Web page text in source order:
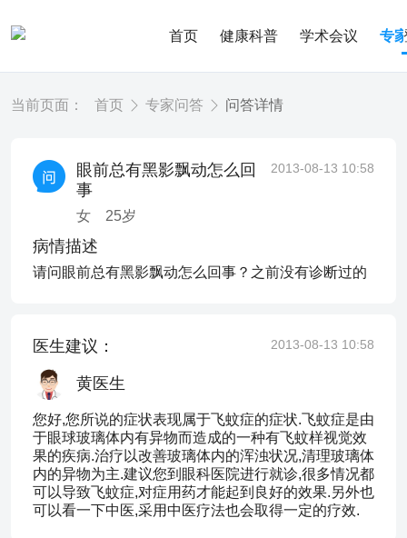
首页 健康科普 学术会议 专
当前页面： 首页 专家问答 问答详情
眼前总有黑影飘动怎么回
事
女 25岁
2013-08-13 10:58
病情描述
请问眼前总有黑影飘动怎么回事？之前没有诊断过的
医生建议： 2013-08-13 10:58
黄医生
您好,您所说的症状表现属于飞蚊症的症状.飞蚊症是由
于眼球玻璃体内有异物而造成的一种有飞蚊样视觉效
果的疾病.治疗以改善玻璃体内的浑浊状况,清理玻璃体
内的异物为主.建议您到眼科医院进行就诊,很多情况都
可以导致飞蚊症,对症用药才能起到良好的效果.另外也
可以看一下中医,采用中医疗法也会取得一定的疗效.